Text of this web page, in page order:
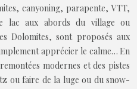
canyoning, parapente, VTT,
lac aux abords du village ou
Dolomites, sont proposés aux
apprécier le calme… En
modernes et des pistes
ou faire de la luge ou du snow-